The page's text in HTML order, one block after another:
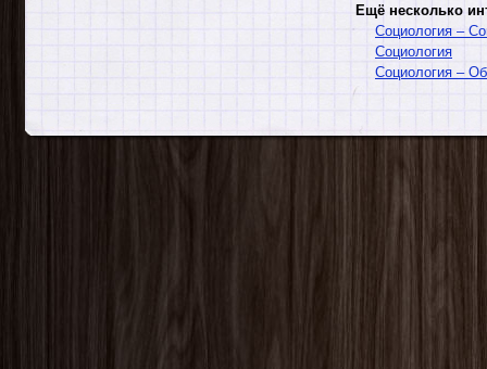
Ещё несколько
Социология –
Социология
Социология –